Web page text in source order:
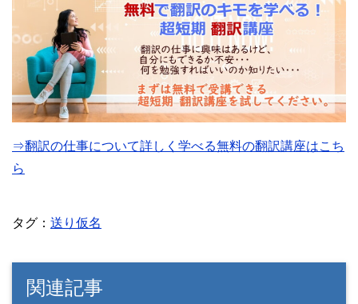
⇒翻訳の仕事について詳しく学べる無料の翻訳講座はこち
ら
タグ： 送り仮名
関連記事